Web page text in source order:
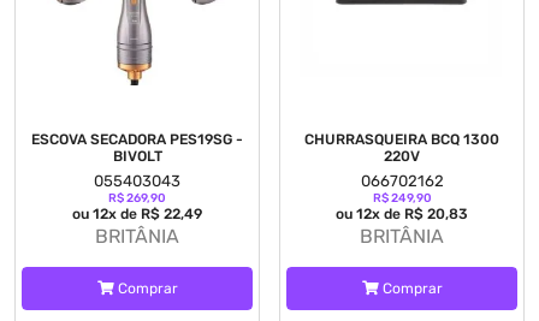
ESCOVA SECADORA PES19SG -
BIVOLT
055403043
R$ 269,90
ou 12x de R$ 22,49
BRITÂNIA
Comprar
CHURRASQUEIRA BCQ 1300
220V
066702162
R$ 249,90
ou 12x de R$ 20,83
BRITÂNIA
Comprar